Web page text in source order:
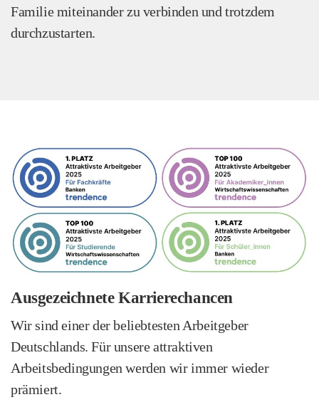
Familie miteinander zu verbinden und trotzdem
durchzustarten.
Ausgezeichnete Karrierechancen
Wir sind einer der beliebtesten Arbeitgeber
Deutschlands. Für unsere attraktiven
Arbeitsbedingungen werden wir immer wieder
prämiert.